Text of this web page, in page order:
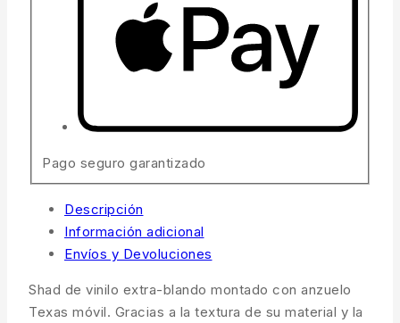
Pago seguro garantizado
Descripción
Información adicional
Envíos y Devoluciones
Shad de vinilo extra-blando montado con anzuelo
Texas móvil. Gracias a la textura de su material y la